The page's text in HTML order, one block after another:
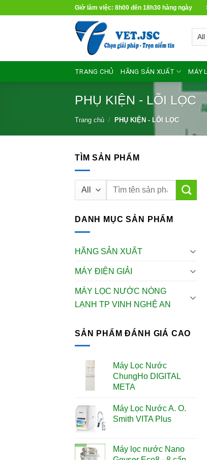
Giờ làm việc: 8h00 đến 18h30 hàng ngày
TRANG CHỦ HÃNG SẢN XUẤT MÁY
PHỤ KIỆN - LÕI LỌC
Trang chủ / PHỤ KIỆN - LÕI LỌC
TÌM SẢN PHẨM
Tìm
DANH MỤC SẢN PHẨM
HÃNG SẢN XUẤT
MÁY ĐIỆN GIẢI
MÁY LỌC NƯỚC NÓNG
LẠNH TP VINH NGHỆ AN
SẢN PHẨM ĐÁNH GIÁ CAO
Máy Lọc Nước
ChungHo DIGITAL
META
Máy Lọc Nước A. O.
Smith VITA Plus
Máy lọc nước Nano